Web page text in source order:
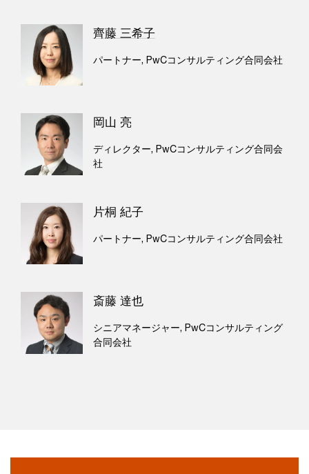
齊藤 三希子
パートナー, PwCコンサルティング合同会社
岡山 亮
ディレクター, PwCコンサルティング合同会
社
片桐 紀子
パートナー, PwCコンサルティング合同会社
斎藤 達也
シニアマネージャー, PwCコンサルティング
合同会社